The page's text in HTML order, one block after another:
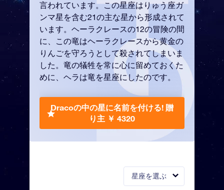
星座を選ぶ
言われています。この星座はりゅう座ガ
ンマ星を含む21の主な星から形成されて
います。ヘーラクレースの12の冒険の間
に、この竜はヘーラクレースから黄金の
りんごを守ろうとして殺されてしまいま
した。竜の犠牲を常に心に留めておくた
めに、ヘラは竜を星座にしたのです。
Dracoの中の星に名前を付ける! 贈
り主 ￥ 4320